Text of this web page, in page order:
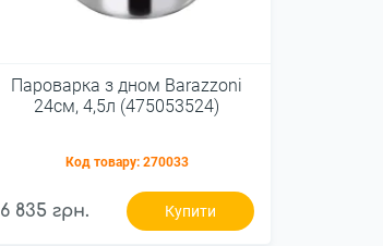
Пароварка з дном Barazzoni
24см, 4,5л (475053524)
Код товару: 270033
6 835 грн. Купити